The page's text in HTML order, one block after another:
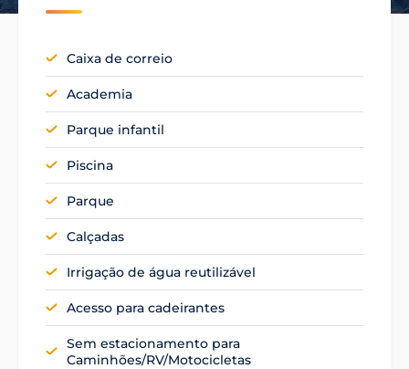
Caixa de correio
Academia
Parque infantil
Piscina
Parque
Calçadas
Irrigação de água reutilizável
Acesso para cadeirantes
Sem estacionamento para
Caminhões/RV/Motocicletas